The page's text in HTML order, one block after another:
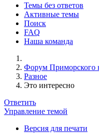
Темы без ответов
Активные темы
Поиск
FAQ
Наша команда
Форум Приморского
Разное
Это интересно
Ответить
Управление темой
Версия для печати